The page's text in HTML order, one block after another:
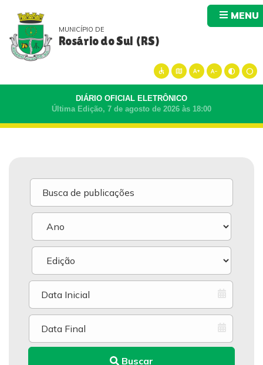
MENU
MUNICÍPIO DE
Rosário do Sul (RS)
accessible map text_increase text_decrease contrast circle
DIÁRIO OFICIAL ELETRÔNICO
Última Edição, 7 de agosto de 2026 às 18:00
Buscar